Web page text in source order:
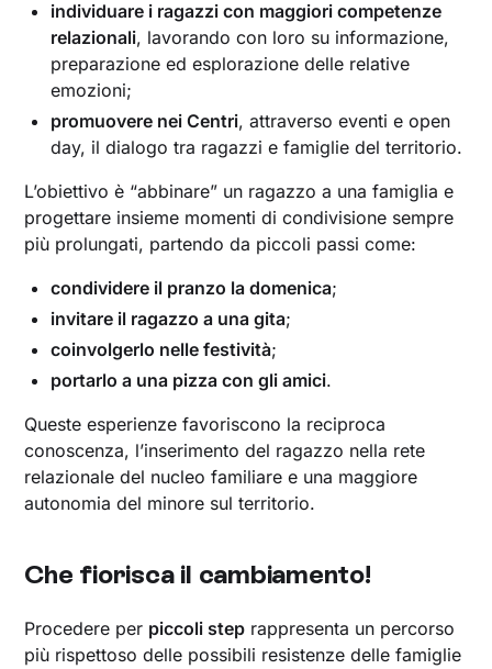
individuare i ragazzi con maggiori competenze
relazionali, lavorando con loro su informazione,
preparazione ed esplorazione delle relative
emozioni;
promuovere nei Centri, attraverso eventi e open
day, il dialogo tra ragazzi e famiglie del territorio.
L’obiettivo è “abbinare” un ragazzo a una famiglia e
progettare insieme momenti di condivisione sempre
più prolungati, partendo da piccoli passi come:
condividere il pranzo la domenica;
invitare il ragazzo a una gita;
coinvolgerlo nelle festività;
portarlo a una pizza con gli amici.
Queste esperienze favoriscono la reciproca
conoscenza, l’inserimento del ragazzo nella rete
relazionale del nucleo familiare e una maggiore
autonomia del minore sul territorio.
Che fiorisca il cambiamento!
Procedere per piccoli step rappresenta un percorso
più rispettoso delle possibili resistenze delle famiglie